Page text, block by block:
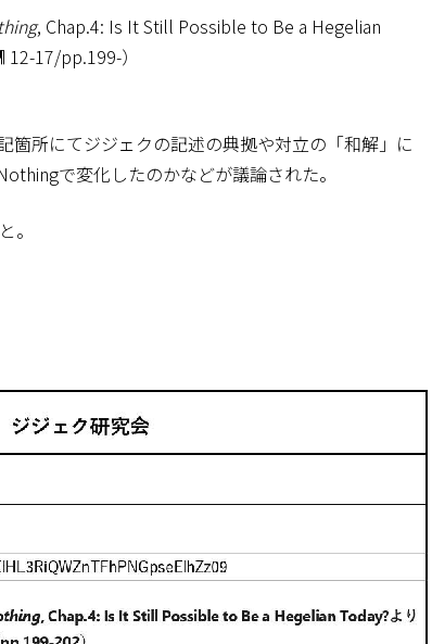
, Chap.4: Is It Still Possible to Be a Hegelian
17/pp.199-）
箇所にてジジェクの記述の典拠や対立の「和解」に
で変化したのかなどが議論された。
。